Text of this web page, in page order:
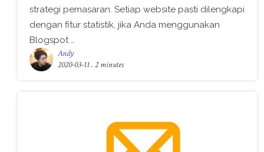
strategi pemasaran. Setiap website pasti dilengkapi
dengan fitur statistik, jika Anda menggunakan
Blogspot …
Andy
2020-03-11. 2 minutes